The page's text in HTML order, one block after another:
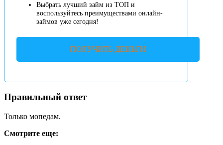
Выбрать лучший займ из ТОП и
воспользуйтесь преимуществами онлайн-
займов уже сегодня!
ПОЛУЧИТЬ ДЕНЬГИ
Правильный ответ
Только мопедам.
Смотрите еще: